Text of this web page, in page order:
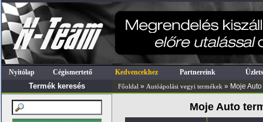
Nyitólap Cégismertető Kedvencekhez Partnereink
Termék keresés Főoldal » Autóápolási vegyi termékek » Moje
Moje Auto